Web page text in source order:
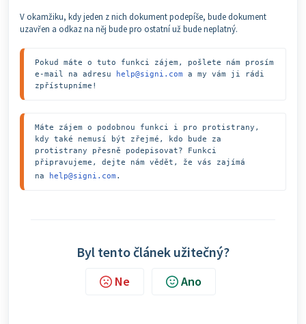
V okamžiku, kdy jeden z nich dokument podepíše, bude dokument
uzavřen a odkaz na něj bude pro ostatní už bude neplatný.
Pokud máte o tuto funkci zájem, pošlete nám prosím
e-mail na adresu
help@signi.com a my vám ji rádi
zpřístupníme!
Máte zájem o podobnou funkci i pro protistrany,
kdy také nemusí být zřejmé, kdo bude za
protistrany přesně podepisovat? Funkci
připravujeme, dejte nám vědět, že vás zajímá
na
help@signi.com .
Byl tento článek užitečný?
Ne Ano